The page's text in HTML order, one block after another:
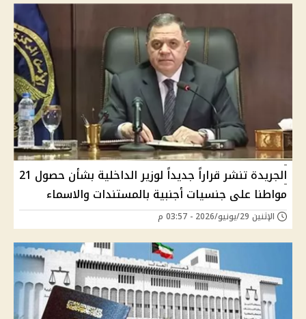
الجريدة تنشر قراراً جديداً لوزير الداخلية بشأن حصول 21
مواطنا على جنسيات أجنبية بالمستندات والاسماء
الإثنين 29/يونيو/2026 - 03:57 م